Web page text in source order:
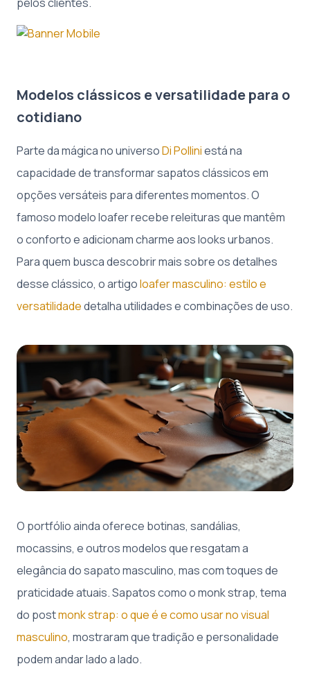
Modelos clássicos e versatilidade para o
cotidiano
Parte da mágica no universoDi Polliniestá na
capacidade de transformar sapatos clássicos em
opções versáteis para diferentes momentos. O
famoso modelo loafer recebe releituras que mantêm
o conforto e adicionam charme aos looks urbanos.
Para quem busca descobrir mais sobre os detalhes
desse clássico, o artigoloafer masculino: estilo e
versatilidadedetalha utilidades e combinações de uso.
O portfólio ainda oferece botinas, sandálias,
mocassins, e outros modelos que resgatam a
elegância do sapato masculino, mas com toques de
praticidade atuais. Sapatos como o monk strap, tema
do postmonk strap: o que é e como usar no visual
masculino, mostraram que tradição e personalidade
podem andar lado a lado.